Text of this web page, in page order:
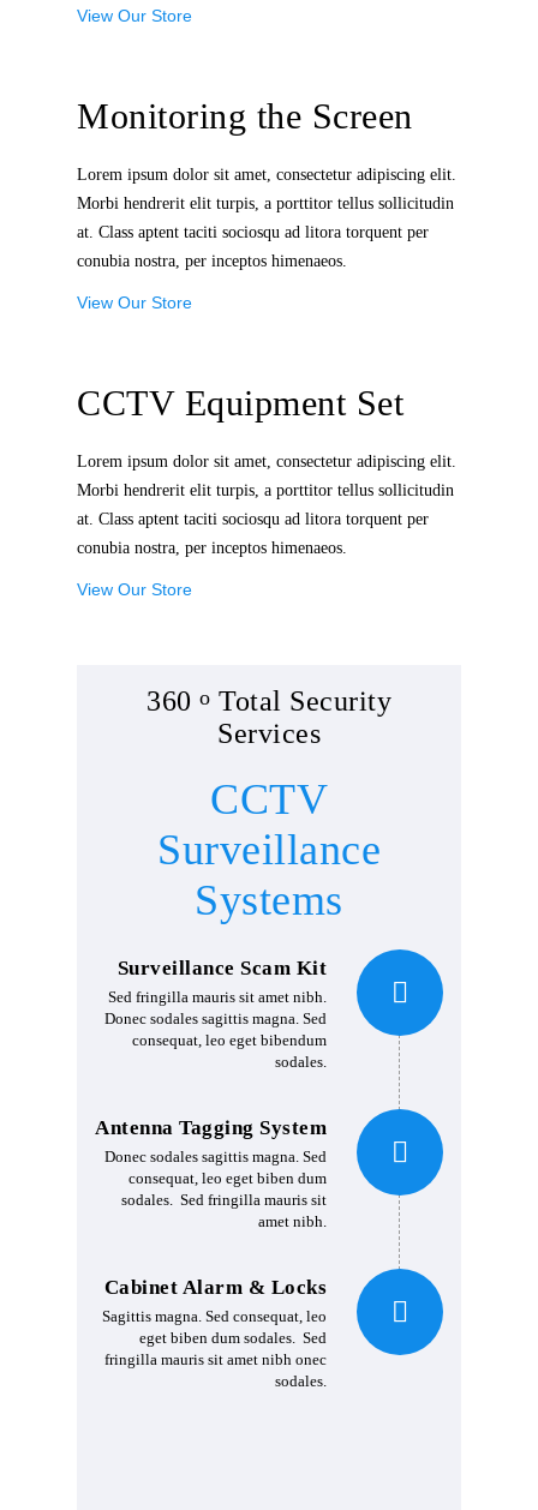
View Our Store
Monitoring the Screen
Lorem ipsum dolor sit amet, consectetur adipiscing elit.
Morbi hendrerit elit turpis, a porttitor tellus sollicitudin
at. Class aptent taciti sociosqu ad litora torquent per
conubia nostra, per inceptos himenaeos.
View Our Store
CCTV Equipment Set
Lorem ipsum dolor sit amet, consectetur adipiscing elit.
Morbi hendrerit elit turpis, a porttitor tellus sollicitudin
at. Class aptent taciti sociosqu ad litora torquent per
conubia nostra, per inceptos himenaeos.
View Our Store
360 o Total Security
Services
CCTV
Surveillance
Systems
Surveillance Scam Kit
Sed fringilla mauris sit amet nibh.
Donec sodales sagittis magna. Sed
consequat, leo eget bibendum
sodales.
Antenna Tagging System
Donec sodales sagittis magna. Sed
consequat, leo eget biben dum
sodales. Sed fringilla mauris sit
amet nibh.
Cabinet Alarm & Locks
Sagittis magna. Sed consequat, leo
eget biben dum sodales. Sed
fringilla mauris sit amet nibh onec
sodales.